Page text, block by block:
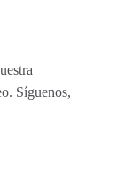
Síguenos,